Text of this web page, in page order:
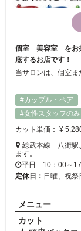
個室 美容室 をお
底するお店です！
#カップル・ペア
#女性スタッフのみ
カット単価： ¥
総武本線 八街駅
ます。
平日 10：00～
定休日： 日曜、祝祭
メニュー
カット